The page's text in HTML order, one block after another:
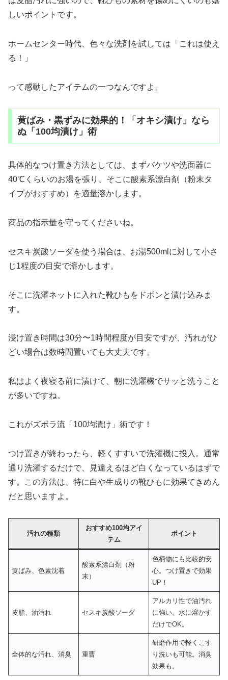
しいポイントです。
ホームセンター時代、色々な洗剤を試しては「これは使え
る！」
って感動したアイテムの一つなんですよ。
黄ばみ・黒ずみに効果的！「オキシ漬け」なら
ぬ「100均漬け」術
具体的なつけ置き方法としては、まずバケツや洗面器に
40℃くらいのお湯を張り、そこに酸素系漂白剤（粉末タ
イプがおすすめ）を適量溶かします。
商品の指示量を守ってくださいね。
セスキ炭酸ソーダを使う場合は、お湯500mlに対して小さ
じ1程度の目安で溶かします。
そこに洗濯ネットに入れた靴ひもをドボンと漬け込みま
す。
浸け置き時間は30分〜1時間程度が目安ですが、汚れがひ
どい場合は数時間置いても大丈夫です。
私はよく夜寝る前に漬けて、朝に洗濯機でサッと洗うこと
が多いですね。
これがズボラ流「100均漬け」術です！
つけ置きが終わったら、軽くすすいで洗濯機に投入。通常
通り洗濯するだけで、見違えるほど白くなっているはずで
す。この方法は、特に白や生成りの靴ひもに効果てきめん
だと思いますよ。
汚れの種類
おすすめ100均アイ
テム
ポイント
黄ばみ、色素沈着
酸素系漂白剤（粉
末）
色柄物にも比較的安
心。つけ置きで効果
UP！
皮脂、油汚れ セスキ炭酸ソーダ
アルカリ性で油汚れ
に強い。水に溶かす
だけでOK。
全体的な汚れ、消臭 重曹
研磨作用で軽くこす
り洗いも可能。消臭
効果も。